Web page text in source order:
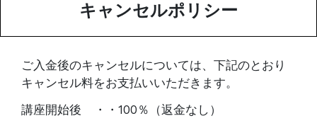
キャンセルポリシー
ご入金後のキャンセルについては、 下記のとおり
キャンセル料をお支払いいただきます。
講座開始後 ・・100％（返金なし）